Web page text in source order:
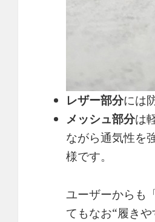
レザー部分には
メッシュ部分は
ながら通気性を
様です。
ユーザーからも
てもなお“履き